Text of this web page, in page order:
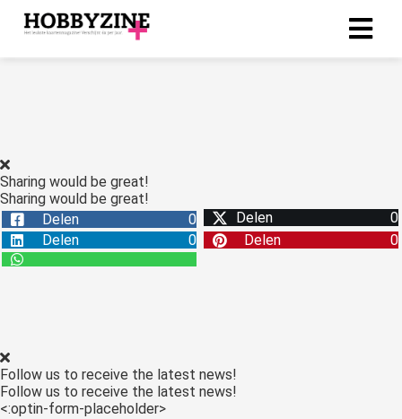
Sharing would be great!
Sharing would be great!
Delen
0 Delen
0
Delen
0 Delen 0
Follow us to receive the latest news!
Follow us to receive the latest news!
<:optin-form-placeholder>
zijn
deze
kan de